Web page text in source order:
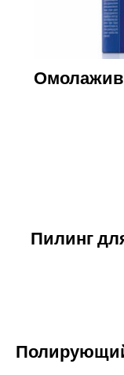
Пилинг